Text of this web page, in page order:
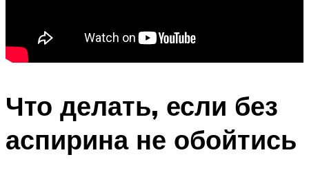
Что делать, если без
аспирина не обойтись